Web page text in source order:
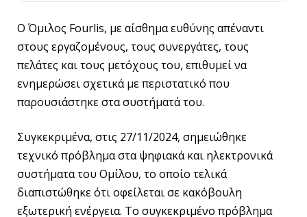
Ο Όμιλος Fourlis, με αίσθημα ευθύνης απέναντι
στους εργαζομένους, τους συνεργάτες, τους
πελάτες και τους μετόχους του, επιθυμεί να
ενημερώσει σχετικά με περιστατικό που
παρουσιάστηκε στα συστήματά του.
Συγκεκριμένα, στις 27/11/2024, σημειώθηκε
τεχνικό πρόβλημα στα ψηφιακά και ηλεκτρονικά
συστήματα του Ομίλου, το οποίο τελικά
διαπιστώθηκε ότι οφείλεται σε κακόβουλη
εξωτερική ενέργεια. Το συγκεκριμένο πρόβλημα